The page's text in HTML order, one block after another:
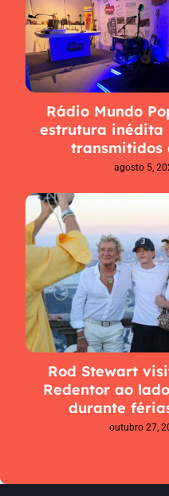
Rádio Mundo
estrutura inédita
transmitidos
agosto 5,
Rod Stewart
Redentor ao
durante
outubro 27,